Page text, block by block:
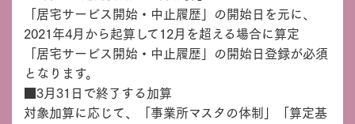
「居宅サービス開始・中止履歴」の開始日を元に、
2021年4月から起算して12月を超える場合に算定
「居宅サービス開始・中止履歴」の開始日登録が必須
となります。
■3月31日で終了する加算
対象加算に応じて、「事業所マスタの体制」「算定基